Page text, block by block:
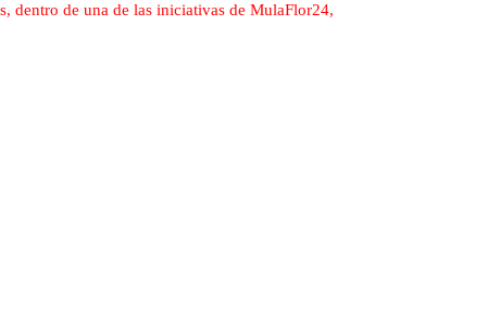
dentro de una de las iniciativas de MulaFlor24,